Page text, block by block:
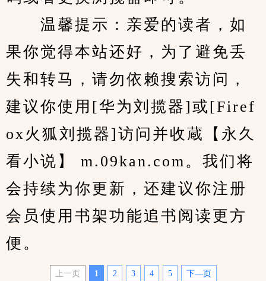
温馨提示：亲爱的读者，如
果你觉得本站还好，为了避免丢
失和转马，请勿依赖搜索访问，
建议你使用[华为刘揽器]或[Firef
ox火狐刘揽器]访问并收蔵【永久
看小说】 m.09kan.com。我们将
会持续为你更新，还建议你注册
会员使用书架功能追书阅读更方
便。
上一页 1 2 3 4 5 下—页